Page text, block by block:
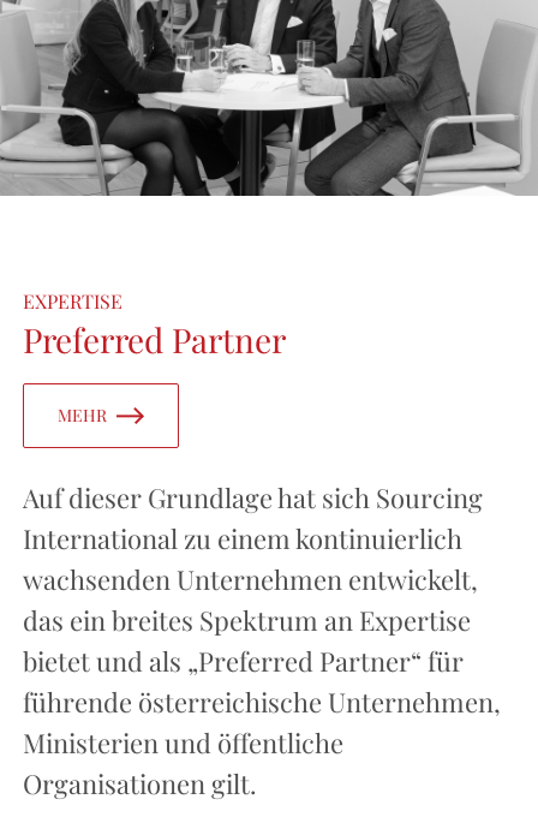
EXPERTISE
Preferred Partner
MEHR
Auf dieser Grundlage hat sich Sourcing
International zu einem kontinuierlich
wachsenden Unternehmen entwickelt,
das ein breites Spektrum an Expertise
bietet und als „Preferred Partner“ für
führende österreichische Unternehmen,
Ministerien und öffentliche
Organisationen gilt.